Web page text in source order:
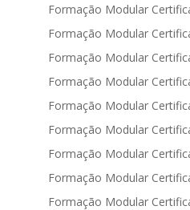
Formação Modular
Formação Modular
Formação Modular
Formação Modular
Formação Modular
Formação Modular
Formação Modular
Formação Modular
Formação Modular